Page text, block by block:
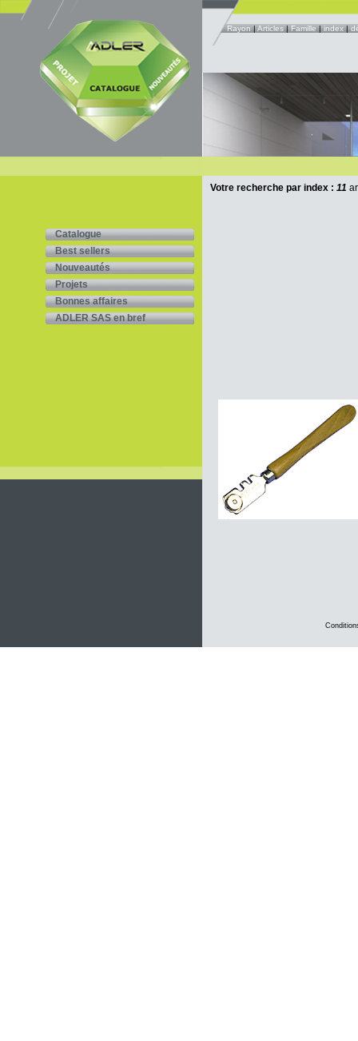
Rayon|Articles|Famille|index|
Catalogue
Best sellers
Nouveautés
Projets
Bonnes affaires
ADLER SAS en bref
Votre recherche par index : 11